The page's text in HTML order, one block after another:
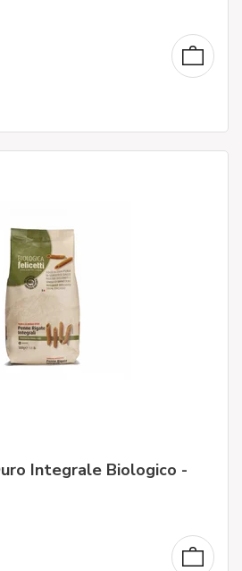
Integrale Biologico -